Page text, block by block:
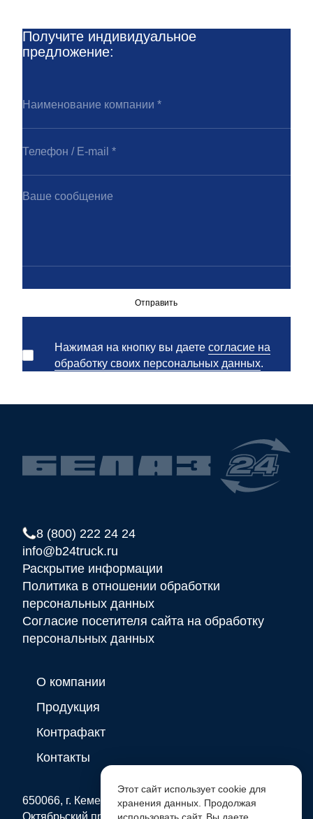
Получите индивидуальное
предложение:
Отправить
Нажимая на кнопку вы даете согласие на
обработку своих персональных данных.
8 (800) 222 24 24
info@b24truck.ru
Раскрытие информации
Политика в отношении обработки
персональных данных
Согласие посетителя сайта на обработку
персональных данных
О компании
Продукция
Контрафакт
Контакты
650066, г. Кемерово
Этот сайт использует cookie для
хранения данных. Продолжая